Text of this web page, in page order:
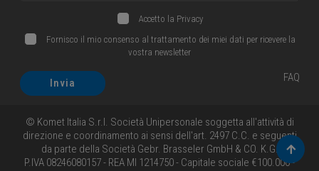
Accetto la Privacy
Fornisco il mio consenso al trattamento dei miei dati per ricevere la
vostra newsletter
Invia FAQ
© Komet Italia S.r.l. Società Unipersonale soggetta all'attività di
direzione e coordinamento ai sensi dell'art. 2497 C.C. e seguenti
da parte della Società Gebr. Brasseler GmbH & CO. K.G.
P.IVA 08246080157 - REA MI 1214750 - Capitale sociale €100.000 -
Torna